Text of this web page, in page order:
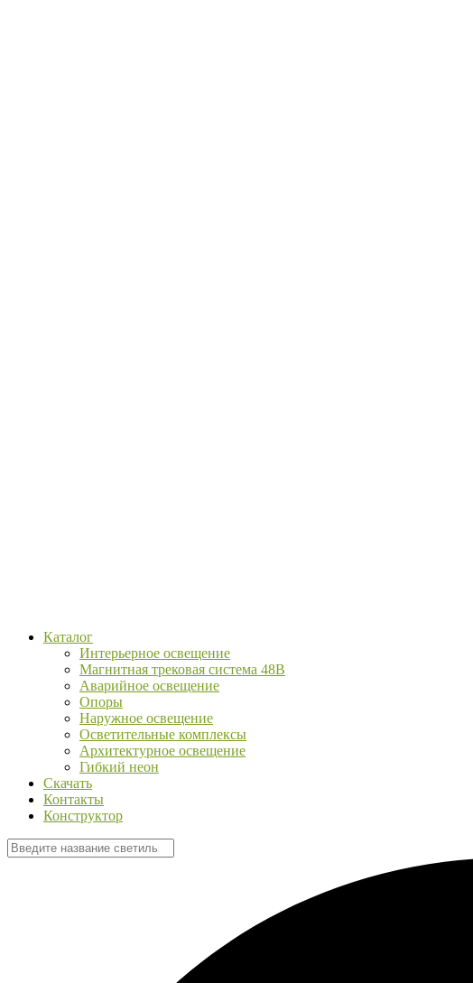
Каталог
Интерьерное освещение
Магнитная трековая система 48В
Аварийное освещение
Опоры
Наружное освещение
Осветительные комплексы
Архитектурное освещение
Гибкий неон
Скачать
Контакты
Конструктор